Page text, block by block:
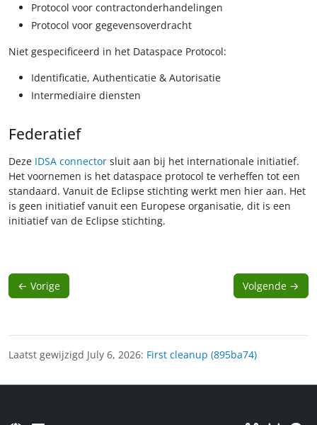
Protocol voor contractonderhandelingen
Protocol voor gegevensoverdracht
Niet gespecificeerd in het Dataspace Protocol:
Identificatie, Authenticatie & Autorisatie
Intermediaire diensten
Federatief
Deze IDSA connector sluit aan bij het internationale initiatief.
Het voornemen is het dataspace protocol te verheffen tot een
standaard. Vanuit de Eclipse stichting werkt men hier aan. Het
is geen initiatief vanuit een Europese organisatie, dit is een
initiatief van de Eclipse stichting.
← Vorige Volgende →
Laatst gewijzigd July 6, 2026: First cleanup (895ba74)